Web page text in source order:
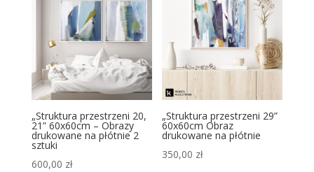
„Struktura przestrzeni 20,
21” 60x60cm – Obrazy
drukowane na płótnie 2
sztuki
600,00 zł
„Struktura przestrzeni 29”
60x60cm Obraz
drukowane na płótnie
350,00 zł